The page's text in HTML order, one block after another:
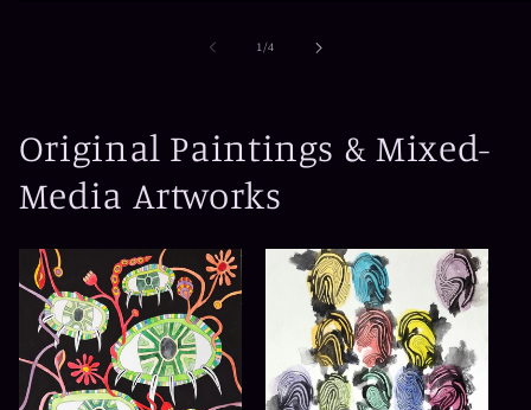
1 /de4
Original Paintings & Mixed-
Media Artworks